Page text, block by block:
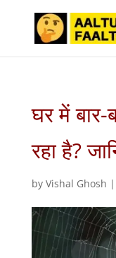
घर में बार-
रहा है?
by Vishal Ghosh |